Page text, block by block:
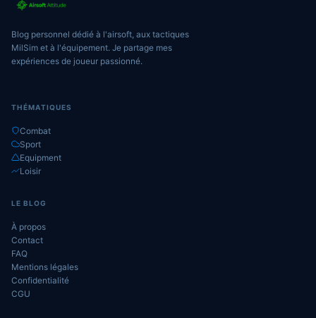
Blog personnel dédié à l'airsoft, aux tactiques
MilSim et à l'équipement. Je partage mes
expériences de joueur passionné.
THÉMATIQUES
Combat
Sport
Equipment
Loisir
LE BLOG
À propos
Contact
FAQ
Mentions légales
Confidentialité
CGU